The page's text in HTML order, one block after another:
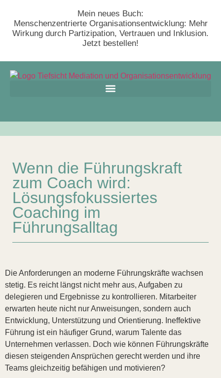
Mein neues Buch:
Menschenzentrierte Organisationsentwicklung: Mehr
Wirkung durch Partizipation, Vertrauen und Inklusion.
Jetzt bestellen!
Wenn die Führungskraft
zum Coach wird:
Lösungsfokussiertes
Coaching im
Führungsalltag
Die Anforderungen an moderne Führungskräfte wachsen
stetig. Es reicht längst nicht mehr aus, Aufgaben zu
delegieren und Ergebnisse zu kontrollieren. Mitarbeiter
erwarten heute nicht nur Anweisungen, sondern auch
Entwicklung, Unterstützung und Orientierung. Ineffektive
Führung ist ein häufiger Grund, warum Talente das
Unternehmen verlassen. Doch wie können Führungskräfte
diesen steigenden Ansprüchen gerecht werden und ihre
Teams gleichzeitig befähigen und motivieren?